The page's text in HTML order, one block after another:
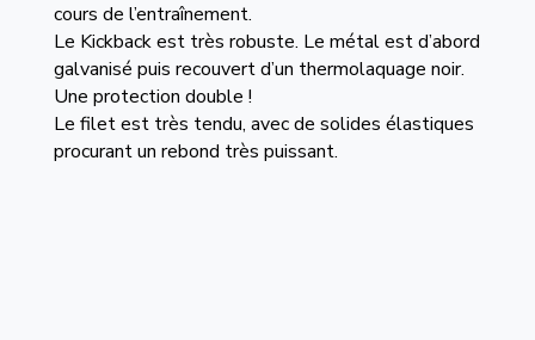
cours de l’entraînement.
Le Kickback est très robuste. Le métal est d’abord
galvanisé puis recouvert d’un thermolaquage noir.
Une protection double !
Le filet est très tendu, avec de solides élastiques
procurant un rebond très puissant.